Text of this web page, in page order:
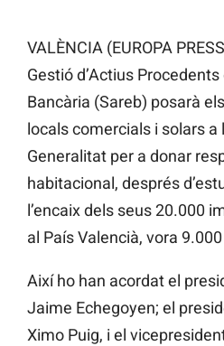
VALÈNCIA (EUROPA
Gestió d’Actius
Bancària (Sareb) posarà
locals comercials i solars a
Generalitat per a donar
habitacional, després
l’encaix dels seus 20.000
al País Valencià, vora
Així ho han acordat el
Jaime Echegoyen; el
Ximo Puig, i el